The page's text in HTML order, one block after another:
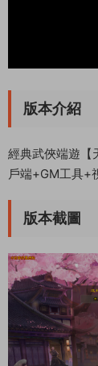
版本介紹
經典武俠端遊【
戶端+GM工具+
版本截圖